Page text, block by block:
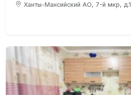
Ханты-Мансийский АО, 7-й мкр, д.1